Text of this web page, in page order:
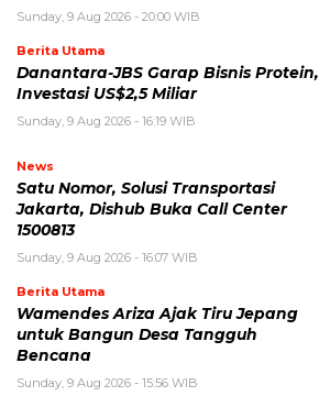
Sunday, 9 Aug 2026 - 20:00 WIB
Berita Utama
Danantara-JBS Garap Bisnis Protein,
Investasi US$2,5 Miliar
Sunday, 9 Aug 2026 - 16:19 WIB
News
Satu Nomor, Solusi Transportasi
Jakarta, Dishub Buka Call Center
1500813
Sunday, 9 Aug 2026 - 16:07 WIB
Berita Utama
Wamendes Ariza Ajak Tiru Jepang
untuk Bangun Desa Tangguh
Bencana
Sunday, 9 Aug 2026 - 15:56 WIB